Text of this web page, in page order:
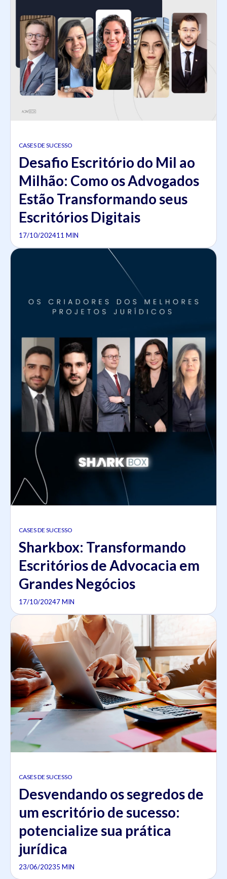
CASES DE SUCESSO
Desafio Escritório do Mil ao
Milhão: Como os Advogados
Estão Transformando seus
Escritórios Digitais
17/10/202411 MIN
CASES DE SUCESSO
Sharkbox: Transformando
Escritórios de Advocacia em
Grandes Negócios
17/10/20247 MIN
CASES DE SUCESSO
Desvendando os segredos de
um escritório de sucesso:
potencialize sua prática
jurídica
23/06/20235 MIN